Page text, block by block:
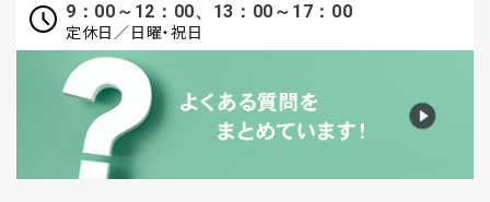
9：00～12：00、13：00～17：00
定休日／日曜・祝日